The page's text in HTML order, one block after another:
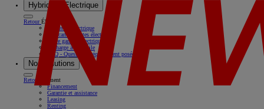
Hybride & Electrique
RetourÉlément
Rouler en électrique
Nos camionnettes électriques
Notre gamme électrique
Recharge à domicile
FAQ - Questions fréquemment posées
Nos solutions
Retour
Élément
Financement
Garantie et assistance
Leasing
Renting